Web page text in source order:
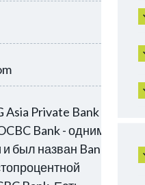
Asia Private Bank
Bank - одним
был назван Bank